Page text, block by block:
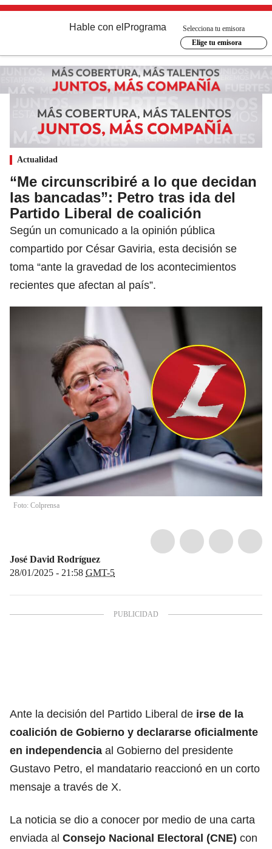
Hable con el Programa
Selecciona tu emisora
Elige tu emisora
Actualidad
“Me circunscribiré a lo que decidan
las bancadas”: Petro tras ida del
Partido Liberal de coalición
Según un comunicado a la opinión pública
compartido por César Gaviria, esta decisión se
toma “ante la gravedad de los acontecimientos
recientes que afectan al país”.
Foto: Colprensa
José David Rodríguez
28/01/2025 - 21:58 GMT-5
Ante la decisión del Partido Liberal de irse de la
coalición de Gobierno y declararse oficialmente
en independencia al Gobierno del presidente
Gustavo Petro, el mandatario reaccionó en un corto
mensaje a través de X.
La noticia se dio a conocer por medio de una carta
enviada al Consejo Nacional Electoral (CNE) con